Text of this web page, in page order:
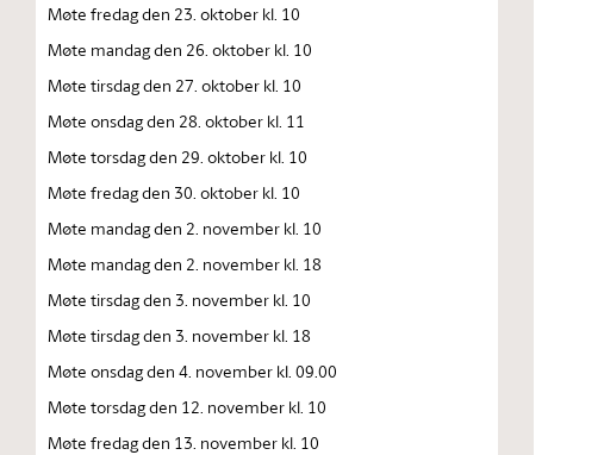
Møte fredag den 23. oktober kl. 10
Møte mandag den 26. oktober kl. 10
Møte tirsdag den 27. oktober kl. 10
Møte onsdag den 28. oktober kl. 11
Møte torsdag den 29. oktober kl. 10
Møte fredag den 30. oktober kl. 10
Møte mandag den 2. november kl. 10
Møte mandag den 2. november kl. 18
Møte tirsdag den 3. november kl. 10
Møte tirsdag den 3. november kl. 18
Møte onsdag den 4. november kl. 09.00
Møte torsdag den 12. november kl. 10
Møte fredag den 13. november kl. 10